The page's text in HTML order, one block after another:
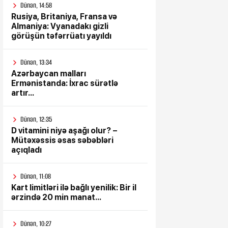
Dünən, 14:58
Rusiya, Britaniya, Fransa və
Almaniya: Vyanadakı gizli
görüşün təfərrüatı yayıldı
Dünən, 13:34
Azərbaycan malları
Ermənistanda: İxrac sürətlə
artır...
Dünən, 12:35
D vitamini niyə aşağı olur? –
Mütəxəssis əsas səbəbləri
açıqladı
Dünən, 11:08
Kart limitləri ilə bağlı yenilik: Bir il
ərzində 20 min manat...
Dünən, 10:27